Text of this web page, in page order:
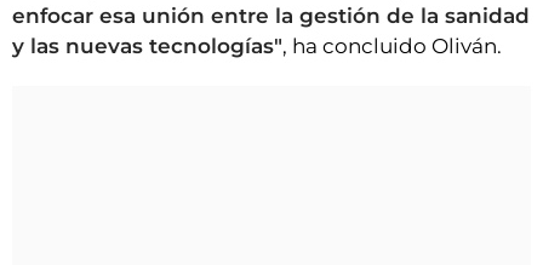
enfocar esa unión entre la gestión de la sanidad
y las nuevas tecnologías", ha concluido Oliván.